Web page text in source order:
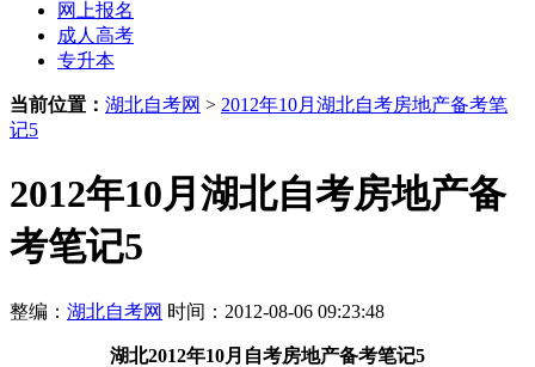
网上报名
成人高考
专升本
当前位置： 湖北自考网 > 2012年10月湖北自考房地产备考笔
记5
2012年10月湖北自考房地产备
考笔记5
整编： 湖北自考网 时间：2012-08-06 09:23:48
湖北2012年10月 自考房地产备考笔记5